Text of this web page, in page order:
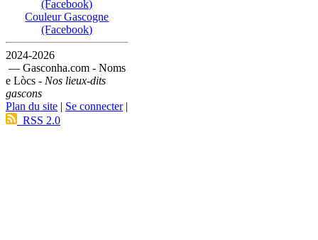
(Facebook)
Couleur Gascogne
(Facebook)
2024-2026
— Gasconha.com - Noms
e Lòcs - Nos lieux-dits
gascons
Plan du site | Se connecter|
RSS 2.0